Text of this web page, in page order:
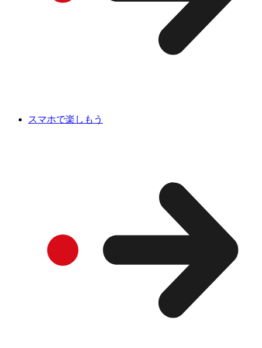
スマホで楽しもう